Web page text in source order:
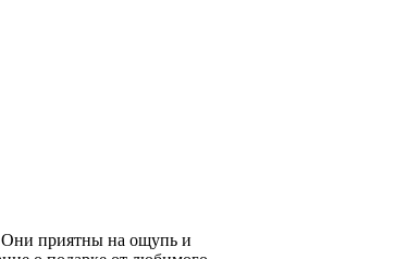
Они приятны на ощупь и